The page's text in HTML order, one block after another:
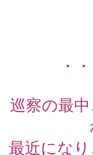
・
巡察の最
最近にな